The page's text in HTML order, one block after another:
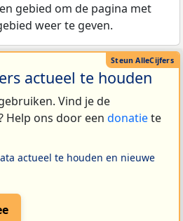
gebied om de pagina met
weer te geven.
actueel te houden
Vind je de
Help ons door een donatiete
actueel te houden en nieuwe